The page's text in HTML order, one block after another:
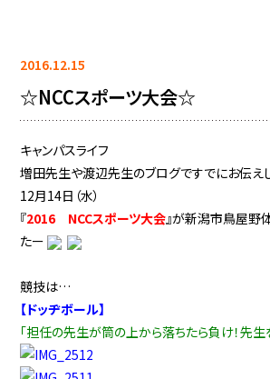
2016.12.15
☆NCCスポーツ大会☆
キャンパスライフ
増田先生や渡辺先生のブログですでにお伝え
12月14日（水）
『2016 NCCスポーツ大会』が新潟市鳥屋野
たー
競技は…
【ドッヂボール】
「担任の先生が筒の上から落ちたら負け！先生を